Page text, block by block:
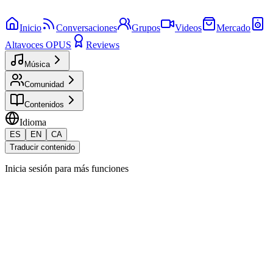
Inicio Conversaciones Grupos Videos
Mercado
Altavoces OPUS
Reviews
Música
Comunidad
Contenidos
Idioma
ES EN
CA
Traducir contenido
Inicia sesión para más funciones